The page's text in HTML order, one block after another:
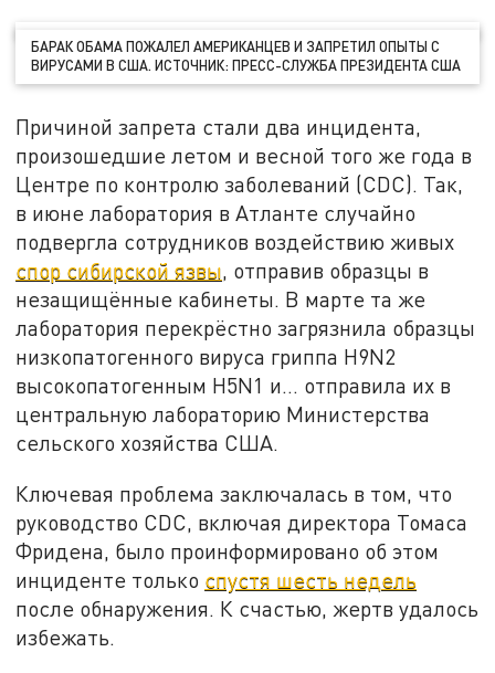
БАРАК ОБАМА ПОЖАЛЕЛ АМЕРИКАНЦЕВ И ЗАПРЕТИЛ ОПЫТЫ С
ВИРУСАМИ В США. ИСТОЧНИК: ПРЕСС-СЛУЖБА ПРЕЗИДЕНТА США
Причиной запрета стали два инцидента,
произошедшие летом и весной того же года в
Центре по контролю заболеваний (CDC). Так,
в июне лаборатория в Атланте случайно
подвергла сотрудников воздействию живых
спор сибирской язвы, отправив образцы в
незащищённые кабинеты. В марте та же
лаборатория перекрёстно загрязнила образцы
низкопатогенного вируса гриппа H9N2
высокопатогенным H5N1 и… отправила их в
центральную лабораторию Министерства
сельского хозяйства США.
Ключевая проблема заключалась в том, что
руководство CDC, включая директора Томаса
Фридена, было проинформировано об этом
инциденте только спустя шесть недель
после обнаружения. К счастью, жертв удалось
избежать.